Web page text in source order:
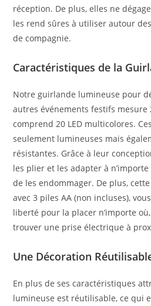
réception. De plus, elles ne
les rend sûres à utiliser autour
de compagnie.
Caractéristiques de la
Notre guirlande lumineuse pour
autres événements festifs mesure
comprend 20 LED multicolores.
seulement lumineuses mais
résistantes. Grâce à leur
les plier et les adapter à
de les endommager. De plus,
avec 3 piles AA (non incluses),
liberté pour la placer n’importe
trouver une prise électrique à
Une Décoration
En plus de ses caractéristiques
lumineuse est réutilisable, ce qui